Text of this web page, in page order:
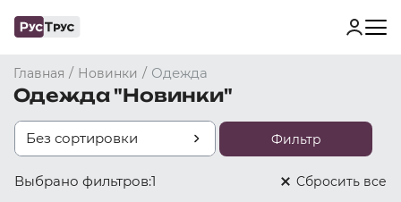
Главная / Новинки / Одежда
Одежда "Новинки"
Без сортировки Фильтр
Выбрано фильтров:1 Cбросить все